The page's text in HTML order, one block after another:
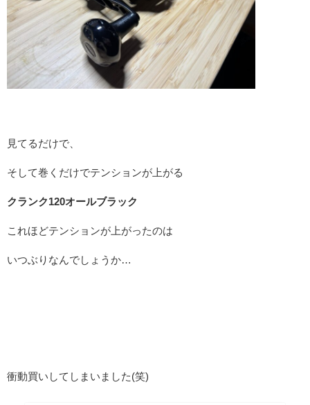
見てるだけで、
そして巻くだけでテンションが上がる
クランク120オールブラック
これほどテンションが上がったのは
いつぶりなんでしょうか…
衝動買いしてしまいました(笑)